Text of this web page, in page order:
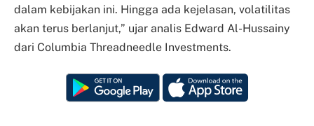
dalam kebijakan ini. Hingga ada kejelasan, volatilitas
akan terus berlanjut,” ujar analis Edward Al-Hussainy
dari Columbia Threadneedle Investments.